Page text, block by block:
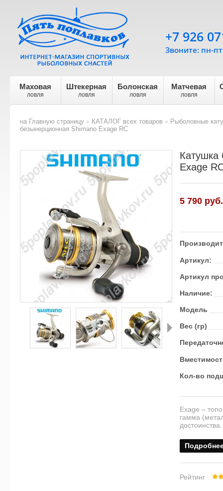
Маховая
ловля
Штекерная
ловля
Болонская
ловля
Матчевая
ловля
+7 926
Звоните: пн-
на Главную страницу
>
КАТАЛОГ всех товаров
Рыболовные
безынерционная Shimano Exage RC
Катушка
Exage
5 790 руб.
Артикул:
Артикул
Наличие:
Модель
Вес (гр)
Кол-во
Exage –
гамма
Рейтинг